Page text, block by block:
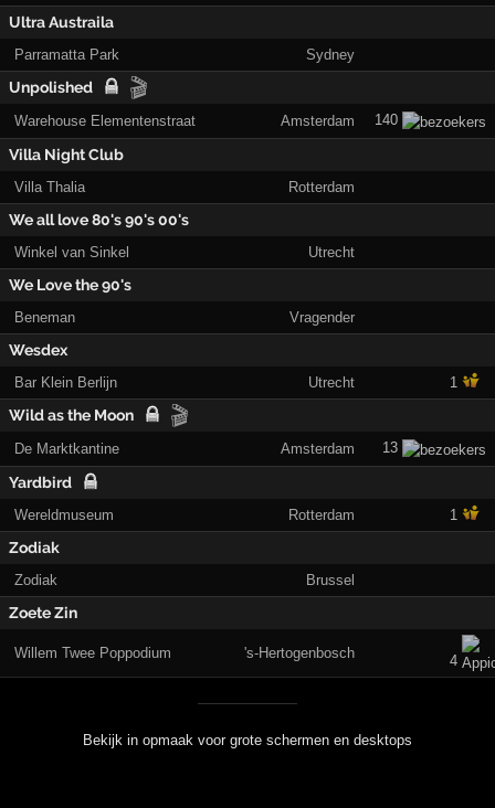
Ultra Austraila
Parramatta Park Sydney
Unpolished 🎬
Warehouse Elementenstraat Amsterdam 140
Villa Night Club
Villa Thalia Rotterdam
We all love 80's 90's 00's
Winkel van Sinkel Utrecht
We Love the 90's
Beneman Vragender
Wesdex
Bar Klein Berlijn Utrecht 1
Wild as the Moon 🎬
De Marktkantine Amsterdam 13
Yardbird
Wereldmuseum Rotterdam 1
Zodiak
Zodiak Brussel
Zoete Zin
Willem Twee Poppodium 's-Hertogenbosch 4
Bekijk in opmaak voor grote schermen en desktops